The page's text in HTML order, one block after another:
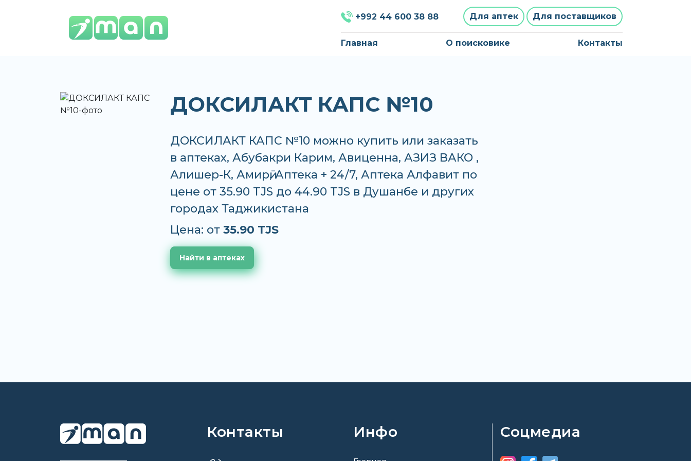
+992 44 600 38 88 Для аптек Для поставщиков
Главная О поисковике Контакты
ДОКСИЛАКТ КАПС №10
ДОКСИЛАКТ КАПС №10 можно купить или заказать
в аптеках, Абубакри Карим, Авиценна, АЗИЗ ВАКО ,
Алишер-К, Амирӣ, Аптека + 24/7, Аптека Алфавит по
цене от 35.90 TJS до 44.90 TJS в Душанбе и других
городах Таджикистана
Цена: от 35.90 TJS
Найти в аптеках
Контакты Инфо Соцмедиа